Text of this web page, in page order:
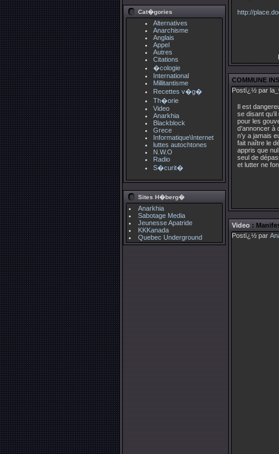
Cat�gories
Alternatives
Anarchisme
Anglais
Appel
Autres
Citations
�cologie
International
Millitantisme
Recettes v�g�
Th�orie
Video
Anarkhia
Blackblock
Grece
Informatique\Internet
luttes autochtones
N.W.O
Radio
S�curit�
Sites H�berg�
Anarkhia
Sabotage Media
Jeunesse Apatride
KKKanada
Quebec Underground
http://
COMMUNE
Postï¿½ par
Il est
se disant
pour les
d’annoncer à
n’y a jamais
fait naître le
appris que
seul de
et lutter ne
Video :
Postï¿½ par